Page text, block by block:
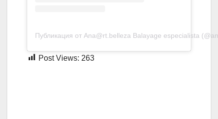
Публикация от Ana@rt.belleza Balayage especialista
Post Views: 263